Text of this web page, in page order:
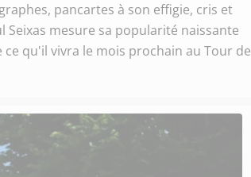
pancartes à son effigie, cris et
mesure sa popularité naissante
qu'il vivra le mois prochain au Tour de